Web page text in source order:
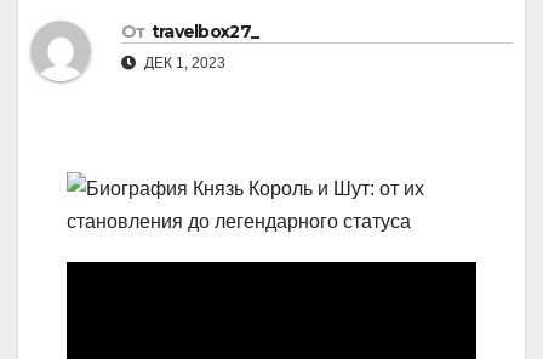
От travelbox27_
ДЕК 1, 2023